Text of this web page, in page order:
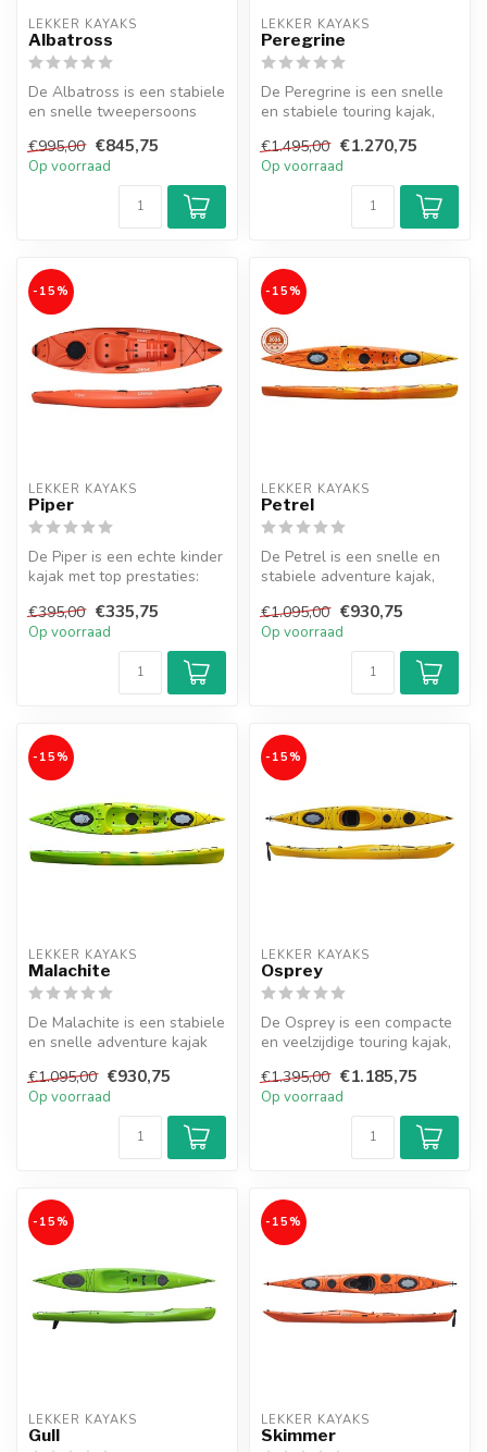
LEKKER KAYAKS
Albatross
De Albatross is een stabiele
en snelle tweepersoons
op...
€995,00 €845,75
Op voorraad
LEKKER KAYAKS
Peregrine
De Peregrine is een snelle
en stabiele touring kajak,
€1.495,00 €1.270,75
Op voorraad
-15%
LEKKER KAYAKS
Piper
De Piper is een echte kinder
kajak met top prestaties:
€395,00 €335,75
Op voorraad
-15%
LEKKER KAYAKS
Petrel
De Petrel is een snelle en
stabiele adventure kajak,
€1.095,00 €930,75
Op voorraad
-15%
LEKKER KAYAKS
Malachite
De Malachite is een stabiele
en snelle adventure kajak
€1.095,00 €930,75
Op voorraad
-15%
LEKKER KAYAKS
Osprey
De Osprey is een compacte
en veelzijdige touring kajak,
€1.395,00 €1.185,75
Op voorraad
-15%
LEKKER KAYAKS
Gull
-15%
LEKKER KAYAKS
Skimmer